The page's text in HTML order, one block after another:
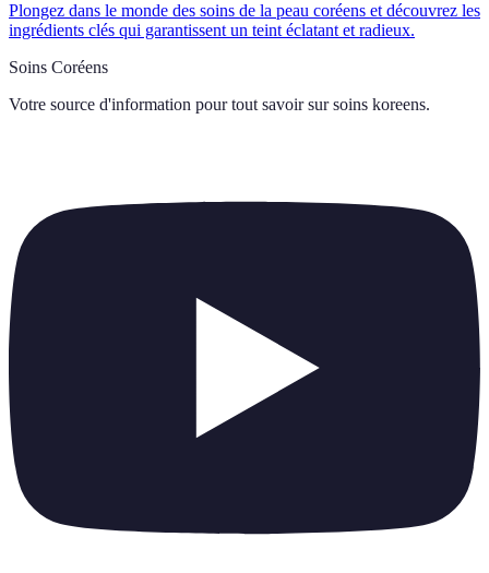
Plongez dans le monde des soins de la peau coréens et découvrez les
ingrédients clés qui garantissent un teint éclatant et radieux.
Soins Coréens
Votre source d'information pour tout savoir sur soins koreens.